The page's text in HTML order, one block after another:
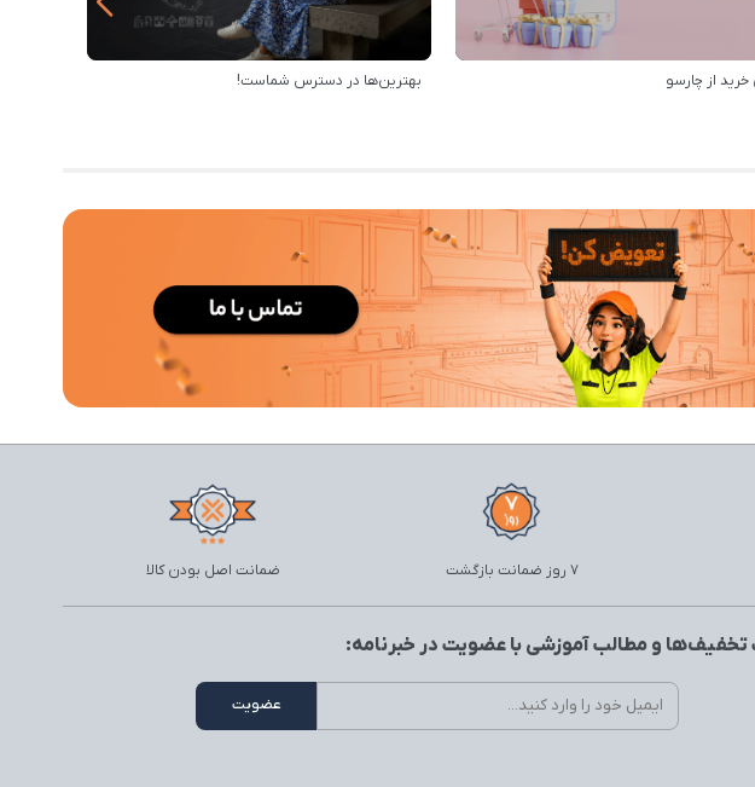
خرید از چارسو بهترین‌ها در دسترس شماست!
7 روز ضمانت بازگشت ضمانت اصل بودن کالا
تخفیف‌ها و مطالب آموزشی با عضویت در خبرنامه: